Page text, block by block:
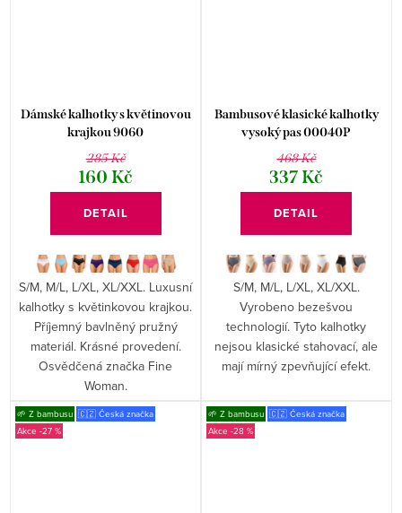
Dámské kalhotky s květinovou
krajkou 9060
285 Kč
160 Kč
DETAIL
S/M, M/L, L/XL, XL/XXL. Luxusní
kalhotky s květinkovou krajkou.
Příjemný bavlněný pružný
materiál. Krásné provedení.
Osvědčená značka Fine
Woman.
Bambusové klasické kalhotky
vysoký pas 00040P
468 Kč
337 Kč
DETAIL
S/M, M/L, L/XL, XL/XXL.
Vyrobeno bezešvou
technologií. Tyto kalhotky
nejsou klasické stahovací, ale
mají mírný zpevňující efekt.
🌱 Z bambusu 🇨🇿 Česká značka
-27 %
🌱 Z bambusu 🇨🇿 Česká značka
-28 %